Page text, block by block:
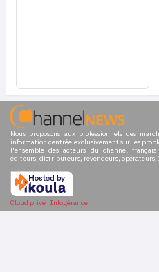
Nous proposons aux professionnels des
information centrée exclusivement sur les
l'ensemble des acteurs du channel
éditeurs, distributeurs, revendeurs, opérateurs,
Cloud privé | Infogérance